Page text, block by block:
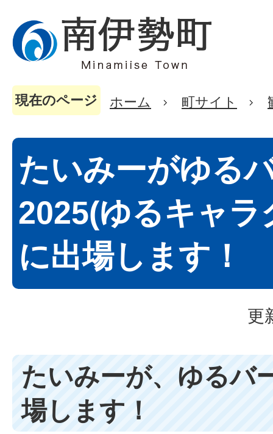
現在のページ ホーム 町サイト
たいみーがゆる
2025(ゆるキャラ
に出場します！
更
たいみーが、ゆるバ
場します！